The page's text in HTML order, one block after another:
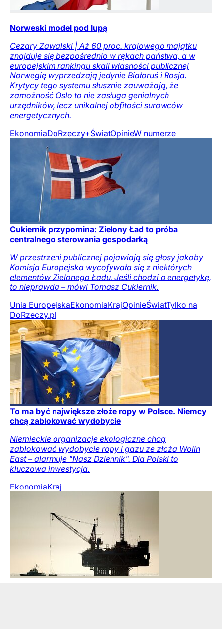
Norweski model pod lupą
Cezary Zawalski | Aż 60 proc. krajowego majątku
znajduje się bezpośrednio w rękach państwa, a w
europejskim rankingu skali własności publicznej
Norwegię wyprzedzają jedynie Białoruś i Rosja.
Krytycy tego systemu słusznie zauważają, że
zamożność Oslo to nie zasługa genialnych
urzędników, lecz unikalnej obfitości surowców
energetycznych.
EkonomiaDoRzeczy+ŚwiatOpinieW numerze
Cukiernik przypomina: Zielony Ład to próba
centralnego sterowania gospodarką
W przestrzeni publicznej pojawiają się głosy jakoby
Komisja Europejska wycofywała się z niektórych
elementów Zielonego Ładu. Jeśli chodzi o energetykę,
to nieprawda – mówi Tomasz Cukiernik.
Unia EuropejskaEkonomiaKrajOpinieŚwiatTylko na
DoRzeczy.pl
To ma być największe złoże ropy w Polsce. Niemcy
chcą zablokować wydobycie
Niemieckie organizacje ekologiczne chcą
zablokować wydobycie ropy i gazu ze złoża Wolin
East – alarmuje "Nasz Dziennik". Dla Polski to
kluczowa inwestycja.
EkonomiaKraj